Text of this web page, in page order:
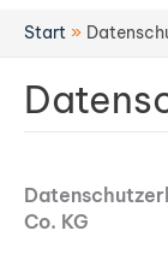
Start
Co. KG